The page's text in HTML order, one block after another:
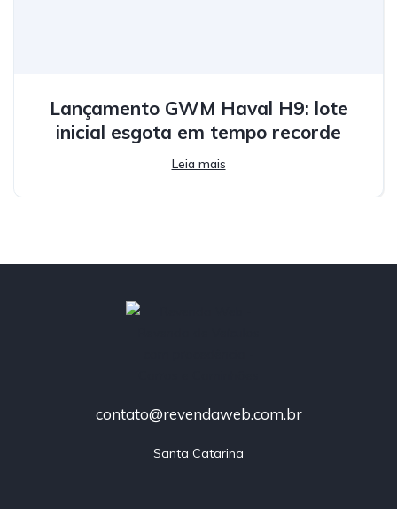
Lançamento GWM Haval H9: lote
inicial esgota em tempo recorde
Leia mais
contato@revendaweb.com.br
Santa Catarina